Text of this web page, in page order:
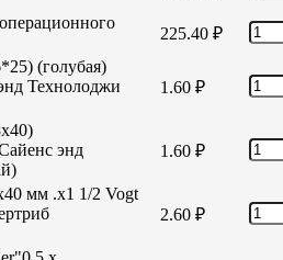
225.40 ₽
(голубая)
Технолоджи
1.60 ₽
энд
1.60 ₽
мм .х1 1/2 Vogt
2.60 ₽